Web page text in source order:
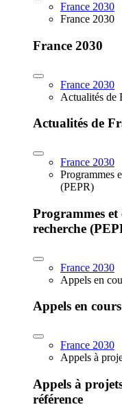
France 2030
France 2030
France 2030
France 2030
Actualités de
Actualités de
France 2030
Programmes
(PEPR)
Programmes
recherche
France 2030
Appels en
Appels en cours
France 2030
Appels à
Appels à
référence